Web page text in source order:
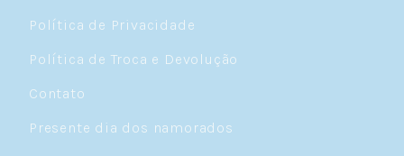
Política de Privacidade
Política de Troca e Devolução
Contato
Presente dia dos namorados